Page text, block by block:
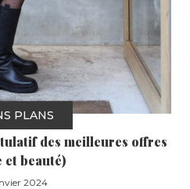
PLANS
des meilleures offres
et beauté)
2024